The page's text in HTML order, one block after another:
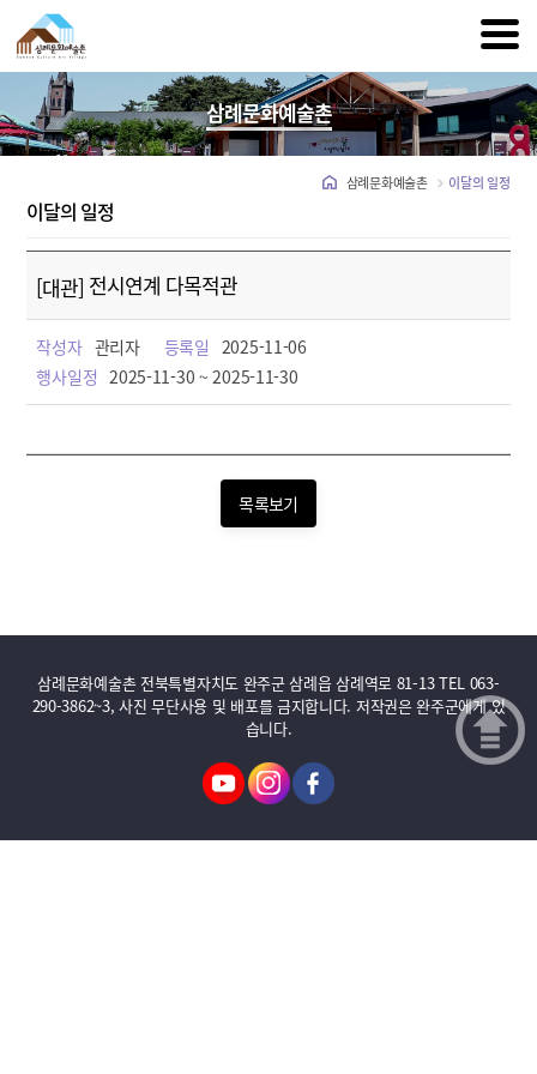
삼례문화예술촌
삼례문화예술촌 이달의 일정
이달의 일정
[대관] 전시연계 다목적관
작성자 관리자 등록일 2025-11-06
행사일정 2025-11-30 ~ 2025-11-30
목록보기
삼례문화예술촌 전북특별자치도 완주군 삼례읍 삼례역로 81-13 TEL 063-
290-3862~3, 사진 무단사용 및 배포를 금지합니다. 저작권은 완주군에게 있
습니다.